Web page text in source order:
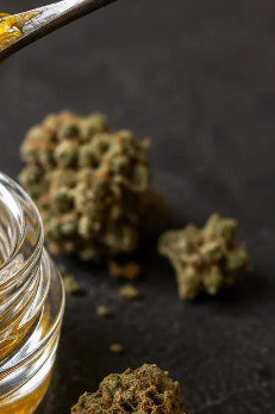
per Bambini